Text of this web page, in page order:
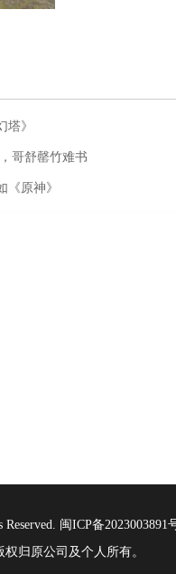
塔》
哥舒罄竹难书
《原神》
闽ICP备2023003891
归原公司及个人所有。